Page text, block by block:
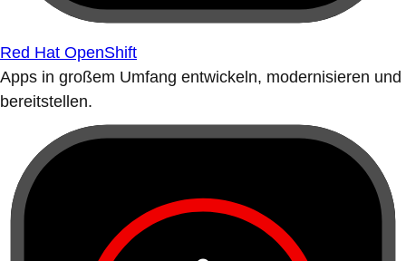
Red Hat OpenShift
Apps in großem Umfang entwickeln, modernisieren und
bereitstellen.